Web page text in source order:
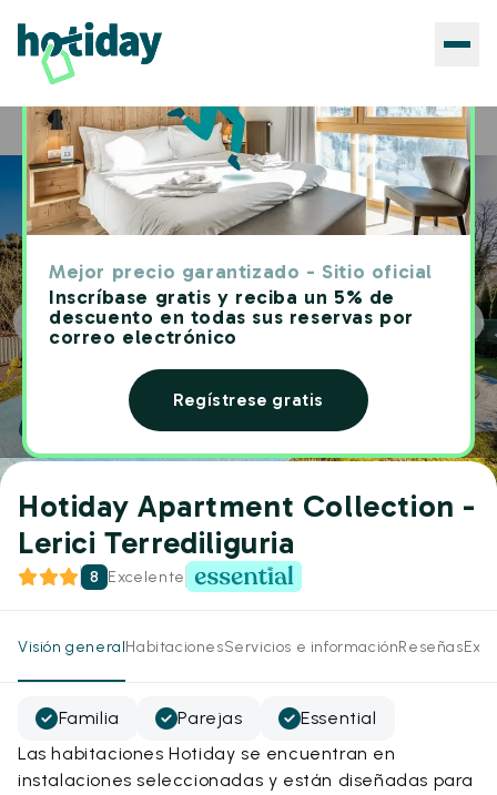
Mejor precio garantizado - Sitio oficial
Inscríbase gratis y reciba un 5% de
descuento en todas sus reservas por
correo electrónico
Regístrese gratis
Home Hoteles
Hotiday Apartment Collection - Lerici
Terrediliguria
Hotiday Apartment Collection -
Lerici Terrediliguria
8 Excelente
Visión generalHabitacionesServicios e informaciónReseñas
Familia Parejas
Essential
Las habitaciones Hotiday se encuentran en
instalaciones seleccionadas y están diseñadas para